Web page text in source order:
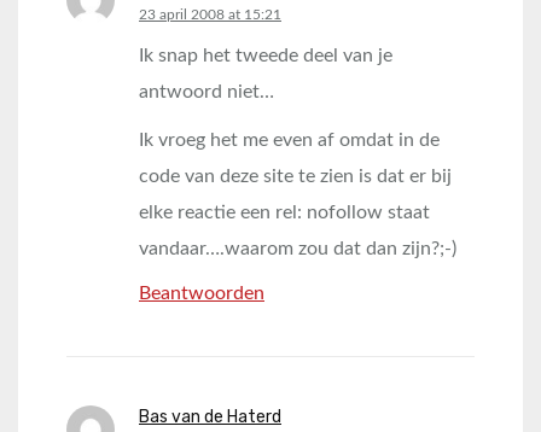
says:
23 april 2008 at 15:21
Ik snap het tweede deel van je
antwoord niet…
Ik vroeg het me even af omdat in de
code van deze site te zien is dat er bij
elke reactie een rel: nofollow staat
vandaar….waarom zou dat dan zijn?;-)
Beantwoorden
Bas van de Haterd